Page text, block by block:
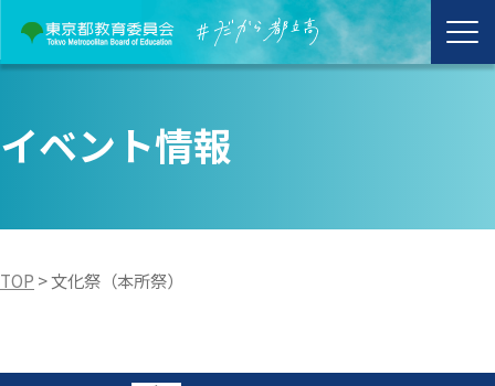
イベント情報
TOP >文化祭（本所祭）